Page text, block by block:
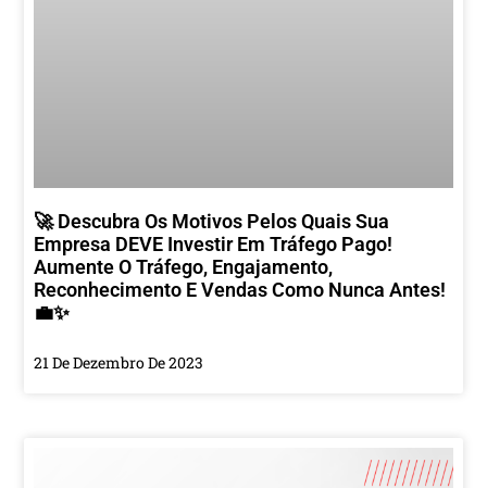
🚀 Descubra Os Motivos Pelos Quais Sua
Empresa DEVE Investir Em Tráfego Pago!
Aumente O Tráfego, Engajamento,
Reconhecimento E Vendas Como Nunca Antes!
💼✨
21 De Dezembro De 2023